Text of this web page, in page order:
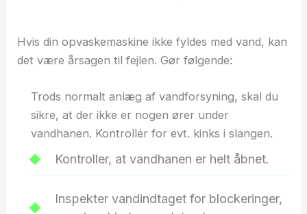
Hvis din opvaskemaskine ikke fyldes med vand, kan
det være årsagen til fejlen. Gør følgende:
Trods normalt anlæg af vandforsyning, skal du
sikre, at der ikke er nogen ører under
vandhanen. Kontrollér for evt. kinks i slangen.
Kontroller, at vandhanen er helt åbnet.
Inspekter vandindtaget for blockeringer,